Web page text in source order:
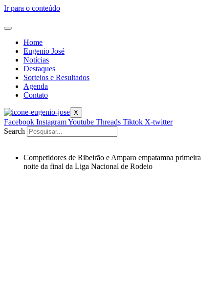
Ir para o conteúdo
Home
Eugenio José
Notícias
Destaques
Sorteios e Resultados
Agenda
Contato
X
Facebook InstagramYoutube Threads Tiktok X-twitter
Search
Competidores de Ribeirão e Amparo empatamna primeira
noite da final da Liga Nacional de Rodeio